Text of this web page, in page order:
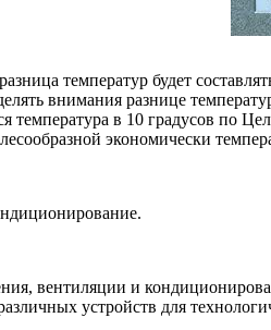
температур будет
внимания разнице
температура в 10 градусов по
экономически
вентиляции и
устройств для